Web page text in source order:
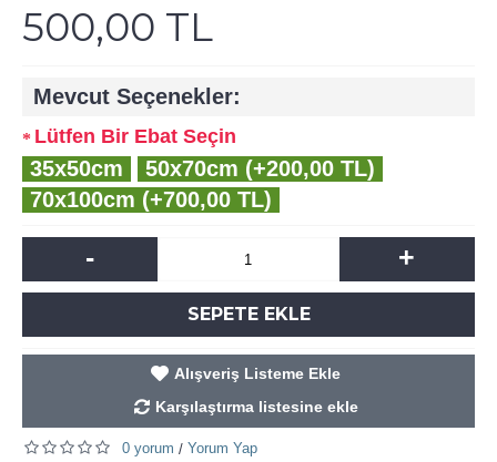
500,00 TL
Mevcut Seçenekler:
Lütfen Bir Ebat Seçin
35x50cm
50x70cm (+200,00 TL)
70x100cm (+700,00 TL)
- +
SEPETE EKLE
Alışveriş Listeme Ekle
Karşılaştırma listesine ekle
0 yorum / Yorum Yap